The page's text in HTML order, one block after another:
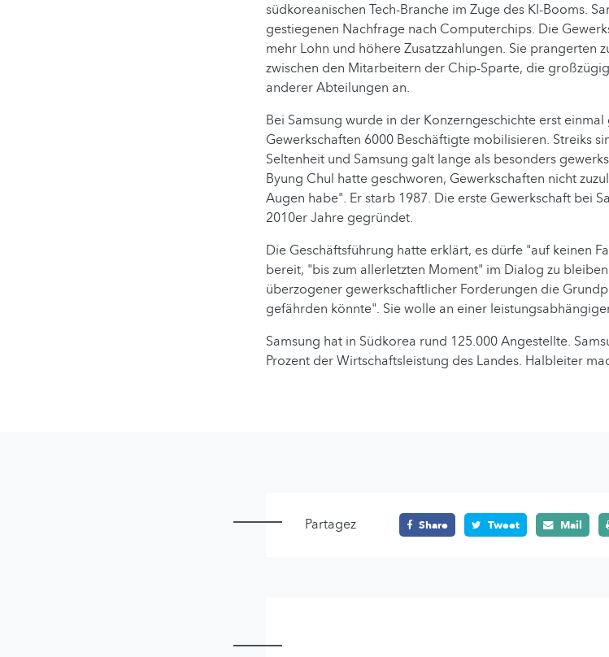
südkoreanischen Tech-Branche im Zuge des KI-Booms.
gestiegenen Nachfrage nach Computerchips. Die
mehr Lohn und höhere Zusatzzahlungen. Sie prangerten
zwischen den Mitarbeitern der Chip-Sparte, die
anderer Abteilungen an.
Bei Samsung wurde in der Konzerngeschichte erst
Gewerkschaften 6000 Beschäftigte mobilisieren. Streiks
Seltenheit und Samsung galt lange als besonders
Byung Chul hatte geschworen, Gewerkschaften nicht
Augen habe". Er starb 1987. Die erste Gewerkschaft bei
2010er Jahre gegründet.
Die Geschäftsführung hatte erklärt, es dürfe "auf keinen
bereit, "bis zum allerletzten Moment" im Dialog zu
überzogener gewerkschaftlicher Forderungen die
gefährden könnte". Sie wolle an einer
Samsung hat in Südkorea rund 125.000 Angestellte.
Prozent der Wirtschaftsleistung des Landes. Halbleiter
Partagez Share Tweet Mail